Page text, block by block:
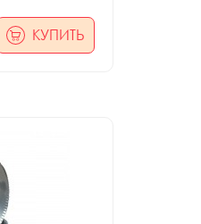
КУПИТЬ